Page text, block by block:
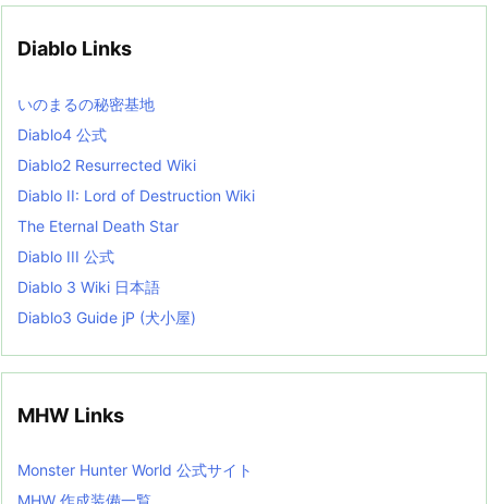
e
i
s
t
Diablo Links
いのまるの秘密基地
Diablo4 公式
Diablo2 Resurrected Wiki
Diablo II: Lord of Destruction Wiki
The Eternal Death Star
Diablo III 公式
Diablo 3 Wiki 日本語
Diablo3 Guide jP (犬小屋)
MHW Links
Monster Hunter World 公式サイト
MHW 作成装備一覧